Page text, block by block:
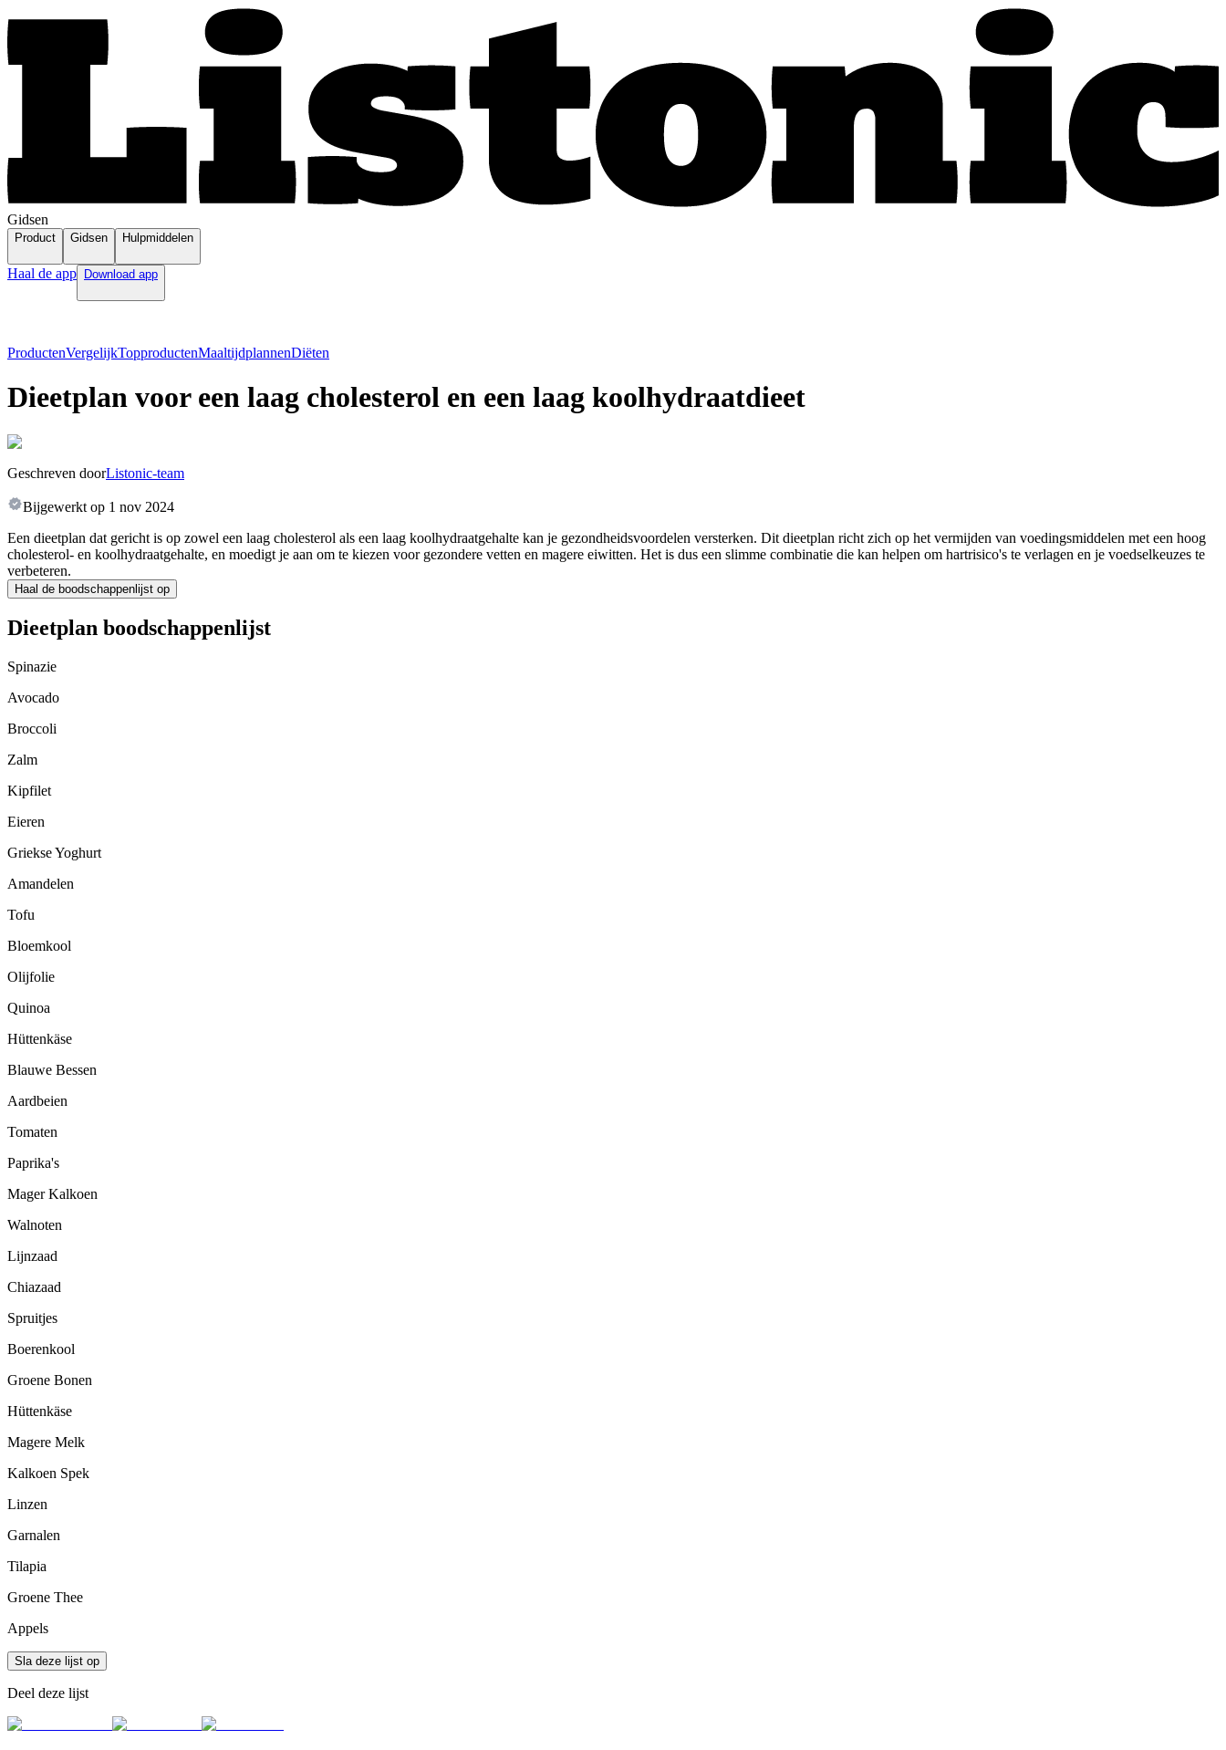
Gidsen
Product Gidsen Hulpmiddelen
Haal de app Download app
ProductenVergelijkTopproductenMaaltijdplannenDiëten
Dieetplan voor een laag cholesterol en een laag koolhydraatdieet
Geschreven doorListonic-team
Bijgewerkt op 1 nov 2024
Een dieetplan dat gericht is op zowel een laag cholesterol als een laag koolhydraatgehalte kan je gezondheidsvoordelen versterken. Dit dieetplan richt zich op het vermijden van voedingsmiddelen met een hoog
cholesterol- en koolhydraatgehalte, en moedigt je aan om te kiezen voor gezondere vetten en magere eiwitten. Het is dus een slimme combinatie die kan helpen om hartrisico's te verlagen en je voedselkeuzes te
verbeteren.
Haal de boodschappenlijst op
Dieetplan boodschappenlijst
Spinazie
Avocado
Broccoli
Zalm
Kipfilet
Eieren
Griekse Yoghurt
Amandelen
Tofu
Bloemkool
Olijfolie
Quinoa
Hüttenkäse
Blauwe Bessen
Aardbeien
Tomaten
Paprika's
Mager Kalkoen
Walnoten
Lijnzaad
Chiazaad
Spruitjes
Boerenkool
Groene Bonen
Hüttenkäse
Magere Melk
Kalkoen Spek
Linzen
Garnalen
Tilapia
Groene Thee
Appels
Sla deze lijst op
Deel deze lijst